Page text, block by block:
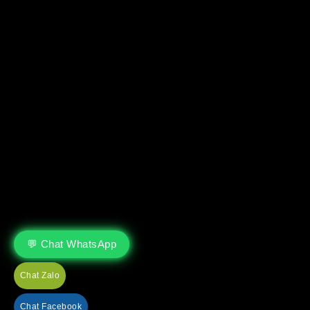
💬 Chat WhatsApp
Chat Zalo
Chat Facebook